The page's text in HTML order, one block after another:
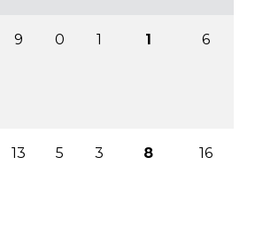
9 0 1 1 6
13 5 3 8 16